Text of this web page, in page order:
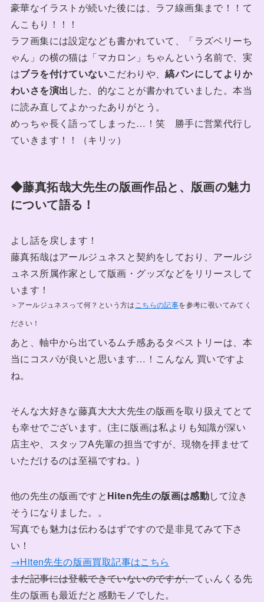
豪華なイラストが続いた後には、ラフ線画集まで！！て
んこもり！！！
ラフ画集には設定なども書かれていて、「ラズベリーち
ゃん」の横の猫は「マカロン」ちゃんという名前で、実
はブラを付けていないこだわりや、縞パンにしてよりか
わいさを演出した、的なことが書かれていました。本当
に読み直してよかったありがとう。
めっちゃ長く語ってしまった…！笑 勝手に営業代行し
ていきます！！（キリッ）
◆藤真拓哉大先生の版画作品と、版画の魅力
について語る！
よし話を戻します！
藤真拓哉はアールジュネスと契約をしており、アールジ
ュネス所属作家として版画・グッズなどをリリースして
います！
＞アールジュネスって何？という方は こちらの記事を参考に覗いてみてく
ださい！
あと、軸中から出ているムチ感あるタペストリーは、本
当にコスパが良いと思います…！こんなん 買いですよ
ね。
そんな大好きな藤真大大大先生の版画を取り扱えてとて
も幸せでございます。(主に版画は私よりも知識が深い
店主や、スタッフA先輩の担当ですが、現物を拝ませて
いただけるのは至福ですね。)
他の先生の版画ですとHiten先生の版画は感動して泣き
そうになりました。。
写真でも魅力は伝わるはずですので是非見てみて下さ
い！
→Hiten先生の版画買取記事はこちら
まだ記事には登載できていないのですが、てぃんくる先
生の版画も最近だと感動モノでした。